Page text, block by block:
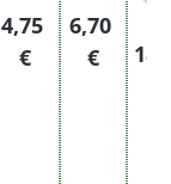
Preis:
Regulärer Preis:
4,75
€
6,70
€